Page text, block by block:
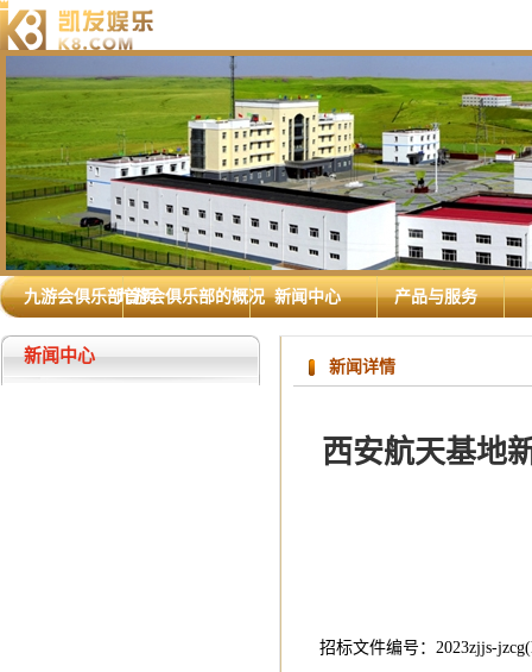
九游会俱乐部首页九游会俱乐部的概况 新闻中心 产品与服务
新闻中心
新闻详情
西安航天基地
招标文件编号：2023zjjs-